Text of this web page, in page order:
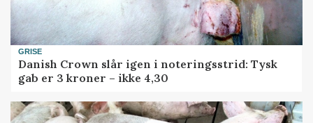
GRISE
Danish Crown slår igen i noteringsstrid: Tysk
gab er 3 kroner – ikke 4,30